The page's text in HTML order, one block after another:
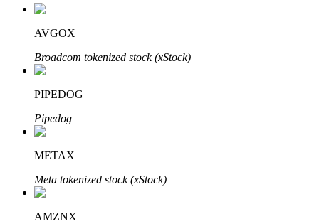
Узнайте о пассивном доходе
Bitrue
Bitrue Партнеры
AVGOX
Broadcom tokenized stock (xStock)
PIPEDOG
Pipedog
METAX
Meta tokenized stock (xStock)
AMZNX